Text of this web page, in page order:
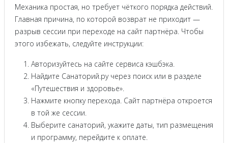
Механика простая, но требует чёткого порядка действий.
Главная причина, по которой возврат не приходит —
разрыв сессии при переходе на сайт партнёра. Чтобы
этого избежать, следуйте инструкции:
Авторизуйтесь на сайте сервиса кэшбэка.
Найдите Санаторий.ру через поиск или в разделе
«Путешествия и здоровье».
Нажмите кнопку перехода. Сайт партнёра откроется
в той же сессии.
Выберите санаторий, укажите даты, тип размещения
и программу, перейдите к оплате.